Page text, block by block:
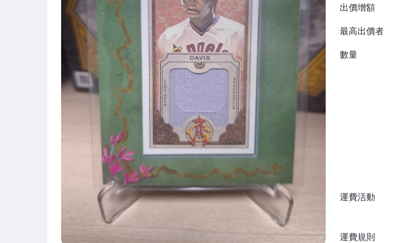
出價增額
最高出價者
數量
運費活動
運費規則